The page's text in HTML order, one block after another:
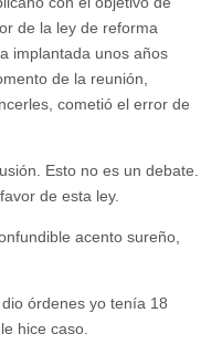
de la ley de reforma
implantada unos años
de la reunión,
cometió el error de
Esto no es un debate.
de esta ley.
acento sureño,
órdenes yo tenía 18
hice caso.